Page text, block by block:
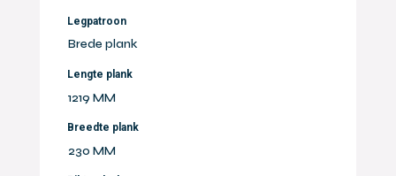
Legpatroon
Brede plank
Lengte plank
1219 MM
Breedte plank
230 MM